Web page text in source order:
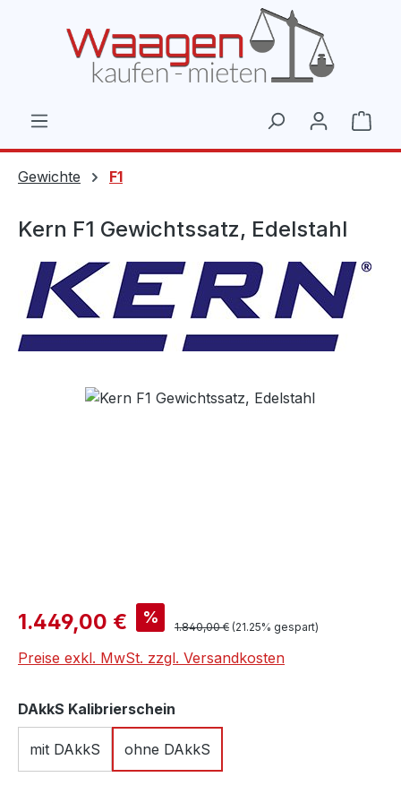
Gewichte F1
Kern F1 Gewichtssatz, Edelstahl
Bildergalerie überspringen
Verkaufspreis:
1.449,00 € % Regulärer Preis:
1.840,00 € (21.25% gespart)
Preise exkl. MwSt. zzgl. Versandkosten
DAkkS Kalibrierschein
mit DAkkS ohne DAkkS